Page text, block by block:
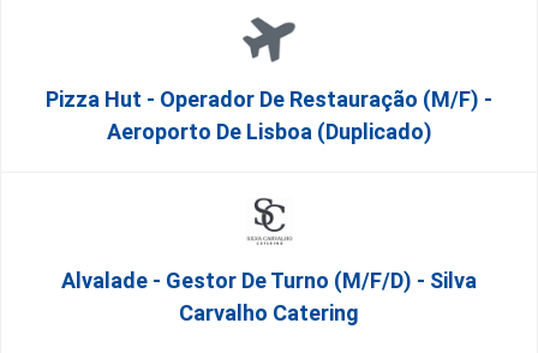
Pizza Hut - Operador De Restauração (m/f) -
Aeroporto De Lisboa (Duplicado)
Alvalade - Gestor De Turno (m/f/d) - Silva
Carvalho Catering